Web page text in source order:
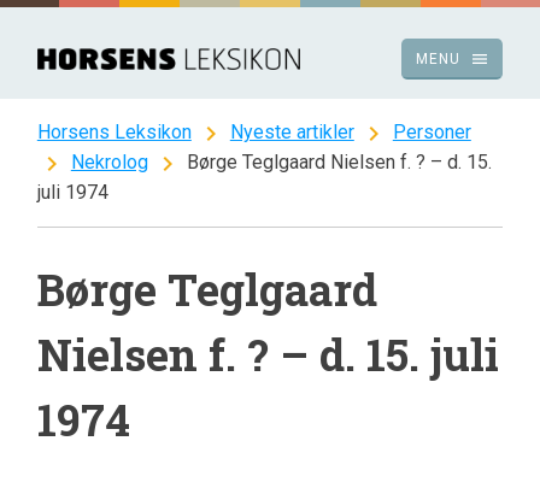
Spring
indhold
menu
MENU
Horsens Leksikon chevron_right Nyeste artikler chevron_right Personer
chevron_right Nekrolog chevron_right
Børge Teglgaard Nielsen f. ? – d. 15.
juli 1974
Børge Teglgaard
Nielsen f. ? – d. 15. juli
1974